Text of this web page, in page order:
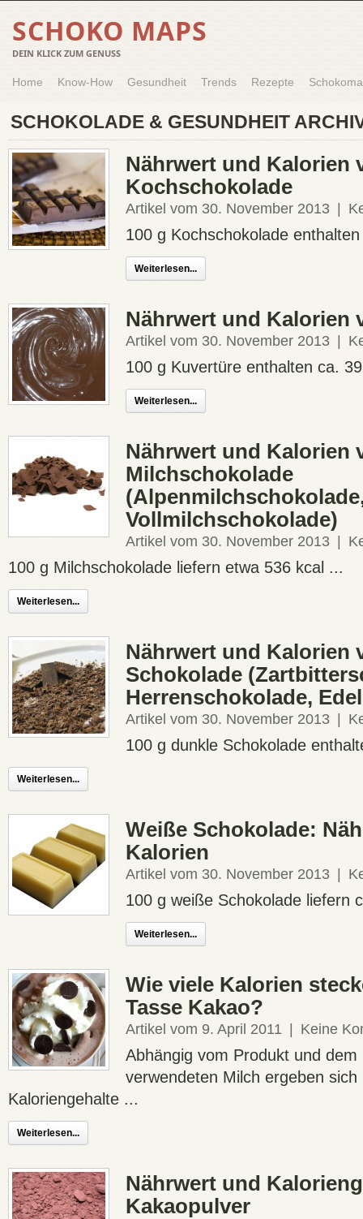
SCHOKO MAPS
DEIN KLICK ZUM GENUSS
Home Know-How Gesundheit Trends Rezepte
SCHOKOLADE & GESUNDHEIT
Nährwert und Kalorien
Kochschokolade
Artikel vom 30. November 2013
100 g Kochschokolade
Weiterlesen...
Nährwert und Kalorien
Artikel vom 30. November 2013
100 g Kuvertüre enthalten ca.
Weiterlesen...
Nährwert und Kalorien
Milchschokolade
Vollmilchschokolade)
Artikel vom 30. November 2013
100 g Milchschokolade liefern etwa 536 kcal ...
Weiterlesen...
Nährwert und Kalorien
Schokolade
Herrenschokolade,
Artikel vom 30. November 2013
100 g dunkle Schokolade
Weiterlesen...
Weiße Schokolade:
Kalorien
Artikel vom 30. November 2013
100 g weiße Schokolade liefern
Weiterlesen...
Wie viele Kalorien
Tasse Kakao?
Artikel vom 9. April 2011 Keine
Abhängig vom Produkt und
verwendeten Milch ergeben sich
Kaloriengehalte ...
Weiterlesen...
Nährwert und
Kakaopulver